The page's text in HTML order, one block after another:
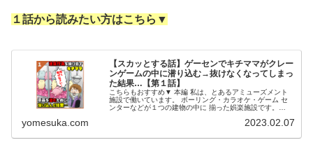
１話から読みたい方はこちら▼
【スカッとする話】ゲーセンでキチママがクレー
ンゲームの中に潜り込む→抜けなくなってしまっ
た結果…【第１話】
こちらもおすすめ▼ 本編 私は、とあるアミューズメント
施設で働いています。 ボーリング・カラオケ・ゲーム セ
ンターなどが１つの建物の中に 揃った娯楽施設です。
yomesuka.com 2023.02.07